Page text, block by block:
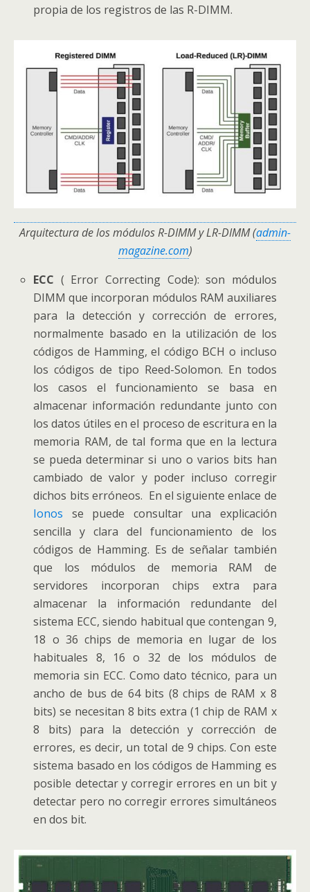
propia de los registros de las R-DIMM.
Arquitectura de los módulos R-DIMM y LR-DIMM (admin-
magazine.com)
ECC ( Error Correcting Code): son módulos
DIMM que incorporan módulos RAM auxiliares
para la detección y corrección de errores,
normalmente basado en la utilización de los
códigos de Hamming, el código BCH o incluso
los códigos de tipo Reed-Solomon. En todos
los casos el funcionamiento se basa en
almacenar información redundante junto con
los datos útiles en el proceso de escritura en la
memoria RAM, de tal forma que en la lectura
se pueda determinar si uno o varios bits han
cambiado de valor y poder incluso corregir
dichos bits erróneos. En el siguiente enlace de
Ionos se puede consultar una explicación
sencilla y clara del funcionamiento de los
códigos de Hamming. Es de señalar también
que los módulos de memoria RAM de
servidores incorporan chips extra para
almacenar la información redundante del
sistema ECC, siendo habitual que contengan 9,
18 o 36 chips de memoria en lugar de los
habituales 8, 16 o 32 de los módulos de
memoria sin ECC. Como dato técnico, para un
ancho de bus de 64 bits (8 chips de RAM x 8
bits) se necesitan 8 bits extra (1 chip de RAM x
8 bits) para la detección y corrección de
errores, es decir, un total de 9 chips. Con este
sistema basado en los códigos de Hamming es
posible detectar y corregir errores en un bit y
detectar pero no corregir errores simultáneos
en dos bit.